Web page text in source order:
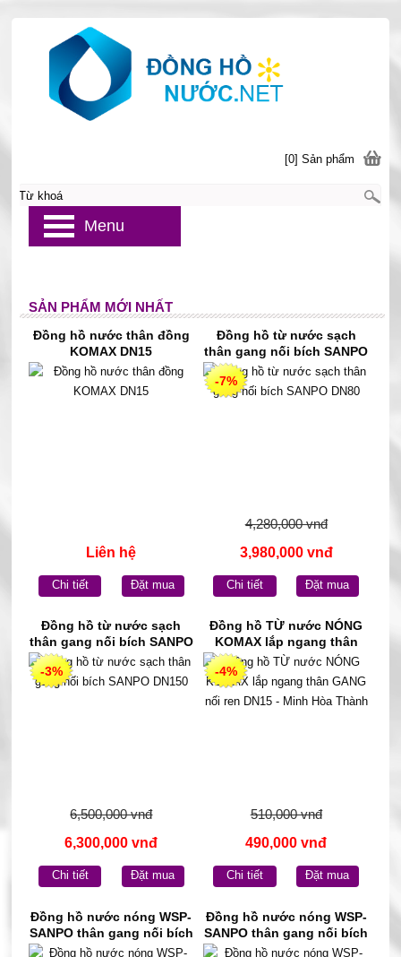
SẢN PHẨM MỚI NHẤT
Đồng hồ nước thân đồng
KOMAX DN15
Liên hệ
Chi tiết Đặt mua
Đồng hồ từ nước sạch
thân gang nối bích SANPO
DN80
-7%
4,280,000 vnđ
3,980,000 vnđ
Chi tiết Đặt mua
Đồng hồ từ nước sạch
thân gang nối bích SANPO
DN150
-3%
6,500,000 vnđ
6,300,000 vnđ
Chi tiết Đặt mua
Đồng hồ TỪ nước NÓNG
KOMAX lắp ngang thân
GANG nối ren DN15 - Minh
Hòa Thành
-4%
510,000 vnđ
490,000 vnđ
Chi tiết Đặt mua
Đồng hồ nước nóng WSP-
SANPO thân gang nối bích
DN150 - Minh Hòa Thành
Đồng hồ nước nóng WSP-
SANPO thân gang nối bích
DN125 - Minh Hòa Thành
[0] Sản phẩm
Menu